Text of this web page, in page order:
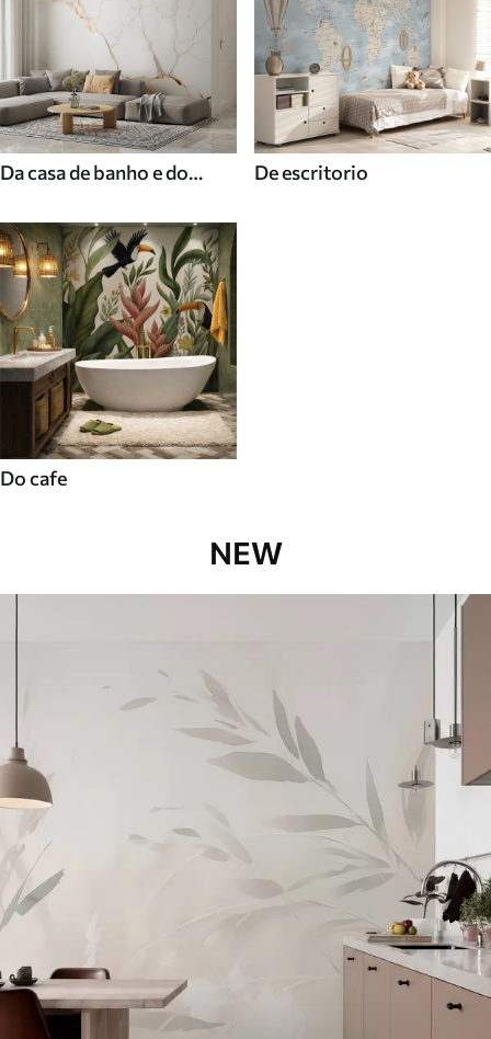
Da casa de banho e do
De escritorio
Do cafe
NEW